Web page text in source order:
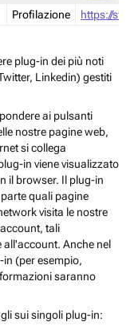
Profilazione https://
plug-in dei più noti
Linkedin) gestiti
ai pulsanti
nostre pagine web,
si collega
in viene visualizzato
il browser. Il plug-in
quali pagine
visita le nostre
tali
Anche nel
(per esempio,
saranno
sui singoli plug-in: